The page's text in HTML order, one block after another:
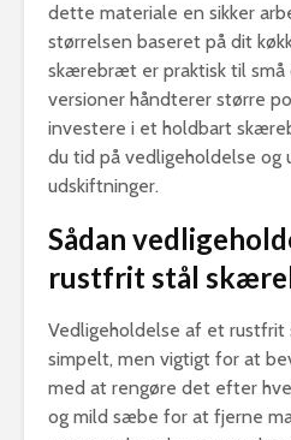
dette materiale en sikker
størrelsen baseret på dit
skærebræt er praktisk til små
versioner håndterer større
investere i et holdbart
du tid på vedligeholdelse og
udskiftninger.
Sådan
rustfrit stål
Vedligeholdelse af et
simpelt, men vigtigt for at
med at rengøre det efter
og mild sæbe for at fjerne